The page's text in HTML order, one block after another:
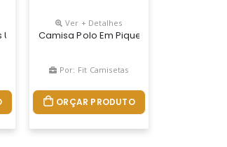
E Durabilidade. Disponível Nos
Bolinhas, ComposiÇÃo 50% Algodão
Cores, 100% Algodão, Fio 30/1 E
Uniformes Polo Personalizada Produto:
Ver + Detalhes
Camisa Polo Em Piquet
Por: Fit Camisetas
ORÇAR PRODUTO